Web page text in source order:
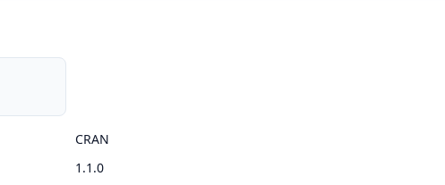
CRAN
1.1.0